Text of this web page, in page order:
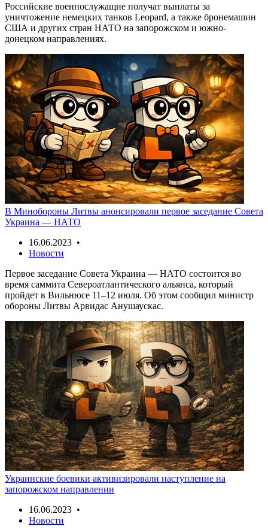
Российские военнослужащие получат выплаты за
уничтожение немецких танков Leopard, а также бронемашин
США и других стран НАТО на запорожском и южно-
донецком направлениях.
В Минобороны Литвы анонсировали первое заседание Совета
Украина — НАТО
16.06.2023 •
Новости
Первое заседание Совета Украина — НАТО состоится во
время саммита Североатлантического альянса, который
пройдет в Вильнюсе 11–12 июля. Об этом сообщил министр
обороны Литвы Арвидас Анушаускас.
Украинские боевики активизировали наступление на
запорожском направлении
16.06.2023 •
Новости